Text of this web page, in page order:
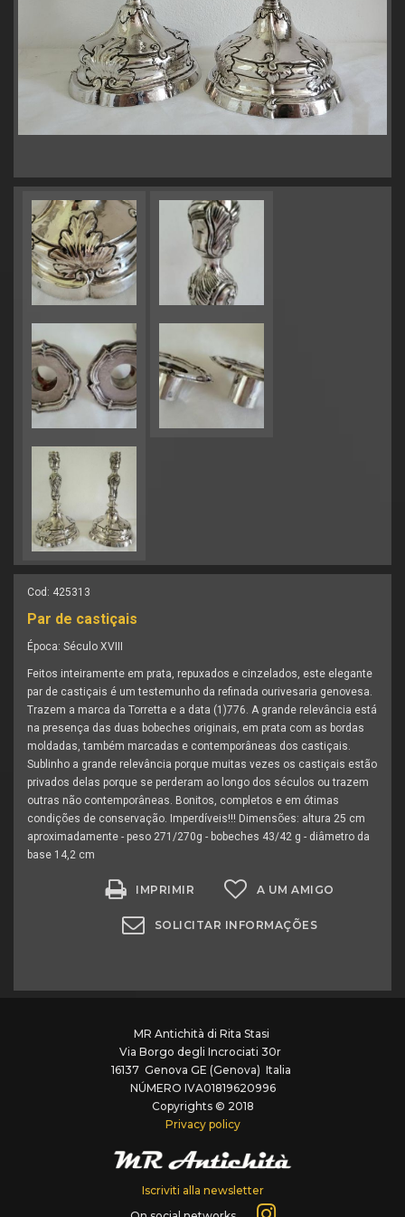
Cod: 425313
Par de castiçais
Época: Século XVIII
Feitos inteiramente em prata, repuxados e cinzelados, este elegante
par de castiçais é um testemunho da refinada ourivesaria genovesa.
Trazem a marca da Torretta e a data (1)776. A grande relevância está
na presença das duas bobeches originais, em prata com as bordas
moldadas, também marcadas e contemporâneas dos castiçais.
Sublinho a grande relevância porque muitas vezes os castiçais estão
privados delas porque se perderam ao longo dos séculos ou trazem
outras não contemporâneas. Bonitos, completos e em ótimas
condições de conservação. Imperdíveis!!! Dimensões: altura 25 cm
aproximadamente - peso 271/270g - bobeches 43/42 g - diâmetro da
base 14,2 cm
IMPRIMIR A UM AMIGO
SOLICITAR INFORMAÇÕES
MR Antichità di Rita Stasi
Via Borgo degli Incrociati 30r
16137 Genova GE (Genova) Italia
NÚMERO IVA01819620996
Copyrights © 2018
Privacy policy
Iscriviti alla newsletter